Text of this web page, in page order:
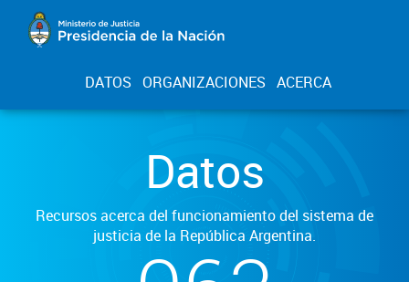
DATOS ORGANIZACIONES ACERCA
Datos
Recursos acerca del funcionamiento del sistema de
justicia de la República Argentina.